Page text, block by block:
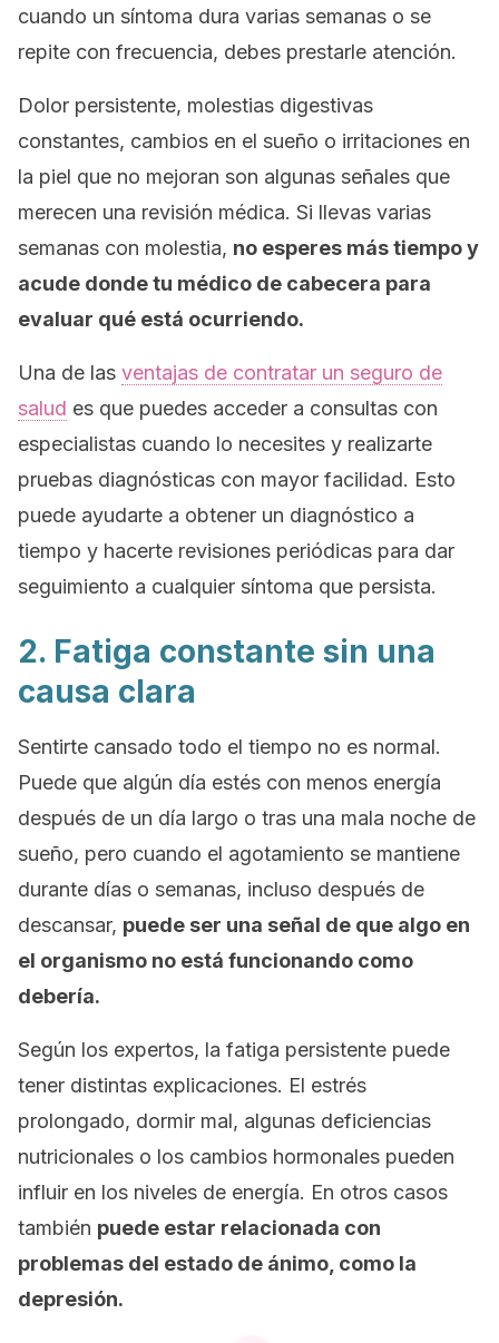
cuando un síntoma dura varias semanas o se
repite con frecuencia, debes prestarle atención.
Dolor persistente, molestias digestivas
constantes, cambios en el sueño o irritaciones en
la piel que no mejoran son algunas señales que
merecen una revisión médica. Si llevas varias
semanas con molestia, no esperes más tiempo y
acude donde tu médico de cabecera para
evaluar qué está ocurriendo.
Una de las ventajas de contratar un seguro de
salud es que puedes acceder a consultas con
especialistas cuando lo necesites y realizarte
pruebas diagnósticas con mayor facilidad. Esto
puede ayudarte a obtener un diagnóstico a
tiempo y hacerte revisiones periódicas para dar
seguimiento a cualquier síntoma que persista.
2. Fatiga constante sin una
causa clara
Sentirte cansado todo el tiempo no es normal.
Puede que algún día estés con menos energía
después de un día largo o tras una mala noche de
sueño, pero cuando el agotamiento se mantiene
durante días o semanas, incluso después de
descansar, puede ser una señal de que algo en
el organismo no está funcionando como
debería.
Según los expertos, la fatiga persistente puede
tener distintas explicaciones. El estrés
prolongado, dormir mal, algunas deficiencias
nutricionales o los cambios hormonales pueden
influir en los niveles de energía. En otros casos
también puede estar relacionada con
problemas del estado de ánimo, como la
depresión.